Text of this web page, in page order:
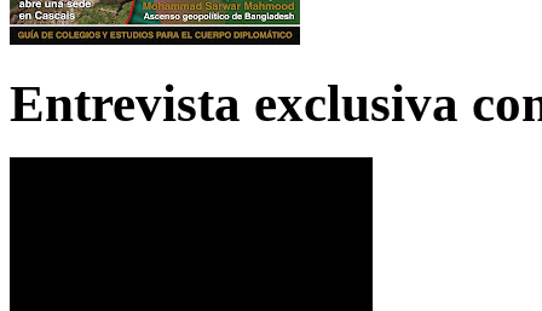
Entrevista exclusiva